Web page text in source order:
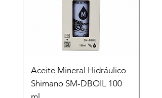
Aceite Mineral Hidráulico
Shimano SM-DBOIL 100